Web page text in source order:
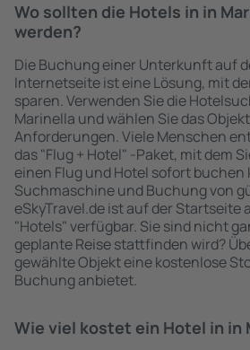
Wo sollten die Hotels in in
werden?
Die Buchung einer Unterkunft auf
Internetseite ist eine Lösung, mit
sparen. Verwenden Sie die
Marinella und wählen Sie das
Anforderungen. Viele Menschen
das "Flug + Hotel" -Paket, mit dem
einen Flug und Hotel sofort buchen
Suchmaschine und Buchung von
eSkyTravel.de ist auf der Startseite
"Hotels" verfügbar. Sie sind nicht
geplante Reise stattfinden wird?
gewählte Objekt eine kostenlose
Buchung anbietet.
Wie viel kostet ein Hotel in in